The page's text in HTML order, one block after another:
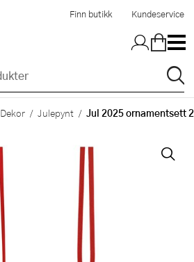
Finn butikk Kundeservice
Dekor Julepynt Jul 2025 ornamentsett